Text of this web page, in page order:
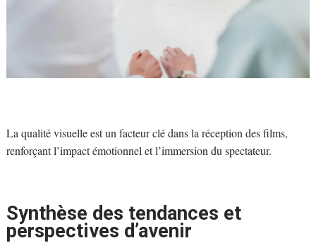
La qualité visuelle est un facteur clé dans la réception des films,
renforçant l’impact émotionnel et l’immersion du spectateur.
Synthèse des tendances et
perspectives d’avenir